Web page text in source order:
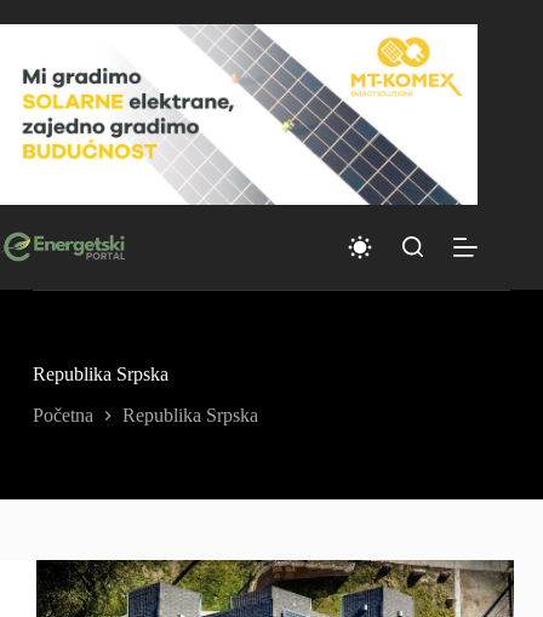
to
Republika Srpska
Početna Republika Srpska